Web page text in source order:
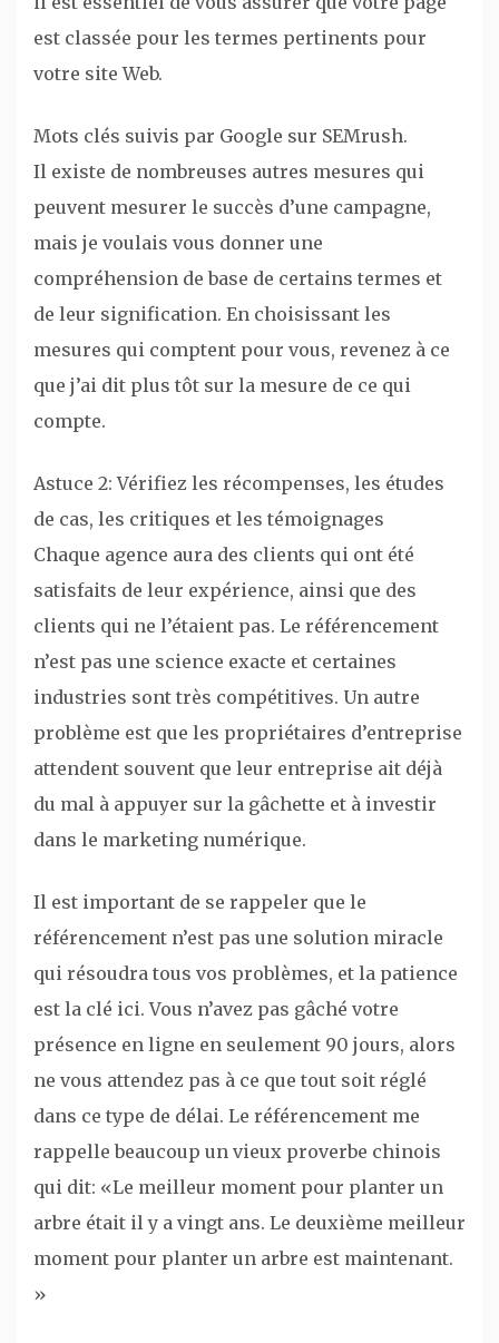
est classée pour les termes pertinents pour
votre site Web.
Mots clés suivis par Google sur SEMrush.
Il existe de nombreuses autres mesures qui
peuvent mesurer le succès d’une campagne,
mais je voulais vous donner une
compréhension de base de certains termes et
de leur signification. En choisissant les
mesures qui comptent pour vous, revenez à ce
que j’ai dit plus tôt sur la mesure de ce qui
compte.
Astuce 2: Vérifiez les récompenses, les études
de cas, les critiques et les témoignages
Chaque agence aura des clients qui ont été
satisfaits de leur expérience, ainsi que des
clients qui ne l’étaient pas. Le référencement
n’est pas une science exacte et certaines
industries sont très compétitives. Un autre
problème est que les propriétaires d’entreprise
attendent souvent que leur entreprise ait déjà
du mal à appuyer sur la gâchette et à investir
dans le marketing numérique.
Il est important de se rappeler que le
référencement n’est pas une solution miracle
qui résoudra tous vos problèmes, et la patience
est la clé ici. Vous n’avez pas gâché votre
présence en ligne en seulement 90 jours, alors
ne vous attendez pas à ce que tout soit réglé
dans ce type de délai. Le référencement me
rappelle beaucoup un vieux proverbe chinois
qui dit: «Le meilleur moment pour planter un
arbre était il y a vingt ans. Le deuxième meilleur
moment pour planter un arbre est maintenant.
»